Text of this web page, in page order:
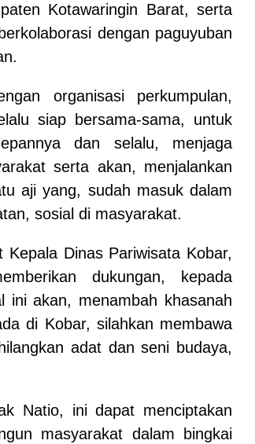
Kotawaringin Barat, serta
dengan paguyuban
organisasi perkumpulan,
siap bersama-sama, untuk
dan selalu, menjaga
serta akan, menjalankan
aji yang, sudah masuk dalam
sosial di masyarakat.
Dinas Pariwisata Kobar,
dukungan, kepada
ini akan, menambah khasanah
di Kobar, silahkan membawa
adat dan seni budaya,
Natio, ini dapat menciptakan
masyarakat dalam bingkai